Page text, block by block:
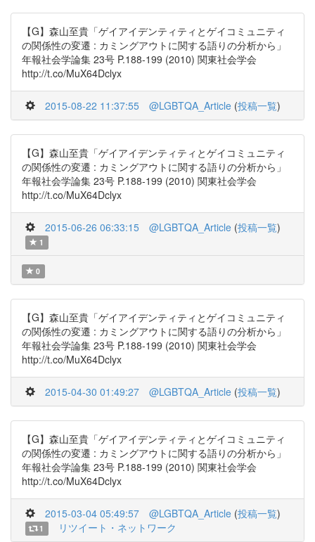
【G】森山至貴「ゲイアイデンティティとゲイコミュニティ
の関係性の変遷 : カミングアウトに関する語りの分析から」
年報社会学論集 23号 P.188-199 (2010) 関東社会学会
http://t.co/MuX64Dclyx
2015-08-22 11:37:55 @LGBTQA_Article (投稿一覧)
【G】森山至貴「ゲイアイデンティティとゲイコミュニティ
の関係性の変遷 : カミングアウトに関する語りの分析から」
年報社会学論集 23号 P.188-199 (2010) 関東社会学会
http://t.co/MuX64Dclyx
2015-06-26 06:33:15 @LGBTQA_Article (投稿一覧)
1
0
【G】森山至貴「ゲイアイデンティティとゲイコミュニティ
の関係性の変遷 : カミングアウトに関する語りの分析から」
年報社会学論集 23号 P.188-199 (2010) 関東社会学会
http://t.co/MuX64Dclyx
2015-04-30 01:49:27 @LGBTQA_Article (投稿一覧)
【G】森山至貴「ゲイアイデンティティとゲイコミュニティ
の関係性の変遷 : カミングアウトに関する語りの分析から」
年報社会学論集 23号 P.188-199 (2010) 関東社会学会
http://t.co/MuX64Dclyx
2015-03-04 05:49:57 @LGBTQA_Article (投稿一覧)
1 リツイート・ネットワーク